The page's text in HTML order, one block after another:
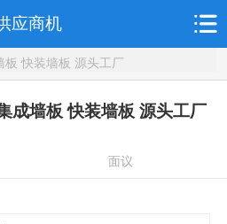
应商机
快装墙板 源头工厂
成墙板 快装墙板 源头工厂
面议